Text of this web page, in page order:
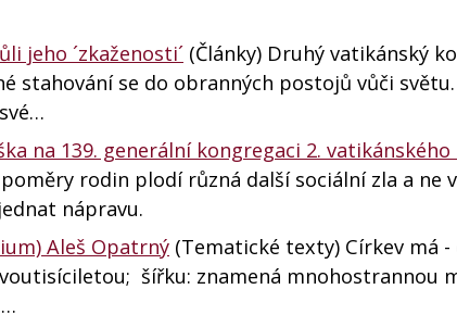
jeho ´zkaženosti´ (Články) Druhý vatikánský
stahování se do obranných postojů vůči
na 139. generální kongregaci 2. vatikánského
rodin plodí různá další sociální zla a ne
nápravu.
Aleš Opatrný (Tematické texty) Církev má -
šířku: znamená mnohostrannou